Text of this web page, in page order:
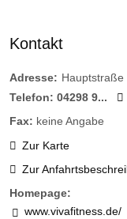
Kontakt
Adresse: Hauptstraße
Telefon: 04298 9...
Fax: keine Angabe
Zur Karte
Zur
Homepage:
www.vivafitness.de/